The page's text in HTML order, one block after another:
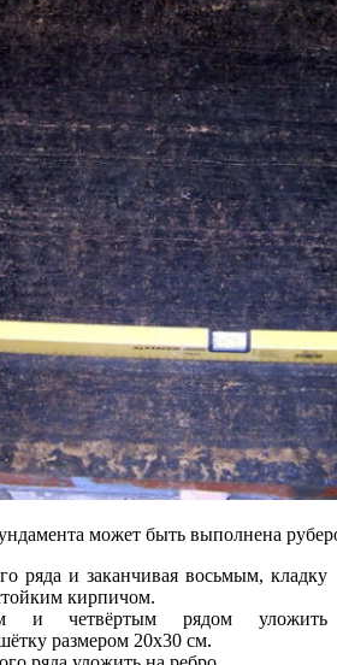
может быть выполнена
ряда и заканчивая восьмым, кладку
кирпичом.
и четвёртым рядом уложить
размером 20х30 см.